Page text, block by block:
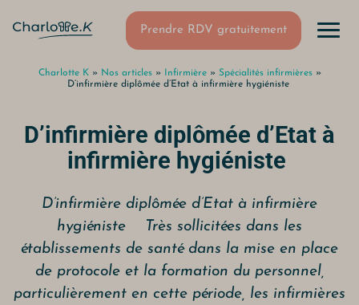
Prendre RDV gratuitement
Charlotte K» Nos articles» Infirmière» Spécialités infirmières»
D’infirmière diplômée d’Etat à infirmière hygiéniste
D’infirmière diplômée d’Etat à
infirmière hygiéniste
D’infirmière diplômée d’Etat à infirmière
hygiéniste Très sollicitées dans les
établissements de santé dans la mise en place
de protocole et la formation du personnel,
particulièrement en cette période, les infirmières